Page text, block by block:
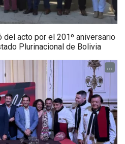
del acto por el 201º aniversario
Plurinacional de Bolivia
...